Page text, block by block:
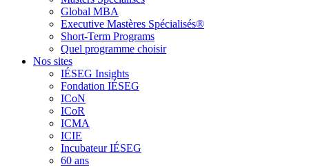
Global MBA
Executive Mastères Spécialisés®
Short-Term Programs
Quel programme choisir
Nos sites
IÉSEG Insights
Fondation IÉSEG
ICoN
ICoR
ICMA
ICIE
Incubateur IÉSEG
60 ans